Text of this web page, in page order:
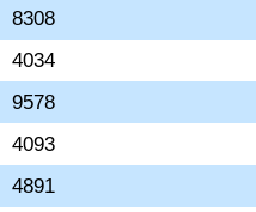
8308
4034
9578
4093
4891